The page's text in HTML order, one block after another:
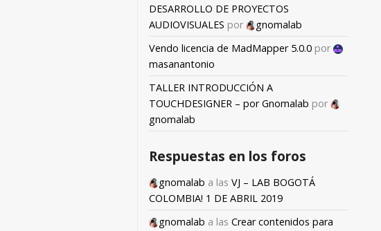
DESARROLLO DE PROYECTOS
AUDIOVISUALES por
gnomalab
Vendo licencia de MadMapper 5.0.0 por
masanantonio
TALLER INTRODUCCIÓN A
TOUCHDESIGNER – por Gnomalab por
gnomalab
Respuestas en los foros
gnomalab a las VJ – LAB BOGOTÁ
COLOMBIA! 1 DE ABRIL 2019
gnomalab a las Crear contenidos para